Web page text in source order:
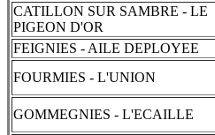
CATILLON SUR SAMBRE - LE
PIGEON D'OR
FEIGNIES - AILE DEPLOYEE
FOURMIES - L'UNION
GOMMEGNIES - L'ECAILLE